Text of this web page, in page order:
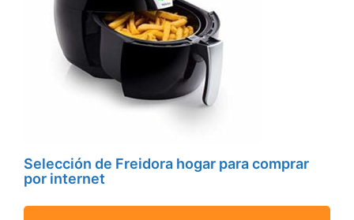
Selección de Freidora hogar para comprar
por internet